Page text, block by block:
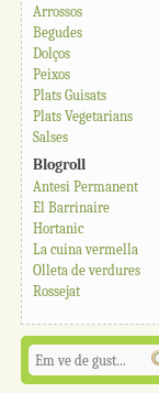
Arrossos
Begudes
Dolços
Peixos
Plats Guisats
Plats Vegetarians
Salses
Blogroll
Antesi Permanent
El Barrinaire
Hortanic
La cuina vermella
Olleta de verdures
Rossejat